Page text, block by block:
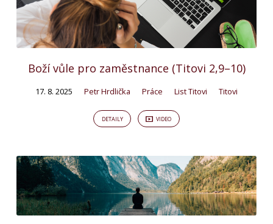
Boží vůle pro zaměstnance (Titovi 2,9–10)
17. 8. 2025 Petr Hrdlička Práce List Titovi Titovi
DETAILY VIDEO